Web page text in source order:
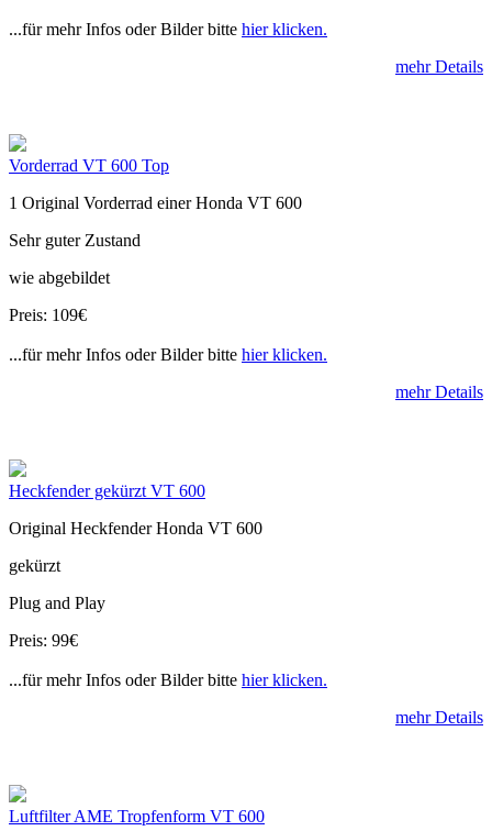
...für mehr Infos oder Bilder bitte hier klicken.
mehr Details
Vorderrad VT 600 Top
1 Original Vorderrad einer Honda VT 600
Sehr guter Zustand
wie abgebildet
Preis: 109€
...für mehr Infos oder Bilder bitte hier klicken.
mehr Details
Heckfender gekürzt VT 600
Original Heckfender Honda VT 600
gekürzt
Plug and Play
Preis: 99€
...für mehr Infos oder Bilder bitte hier klicken.
mehr Details
Luftfilter AME Tropfenform VT 600